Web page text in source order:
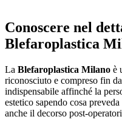
Conoscere nel
Blefaroplastica
La Blefaroplastica Milano è
riconosciuto e compreso fin
indispensabile affinché la
estetico sapendo cosa
anche il decorso post-